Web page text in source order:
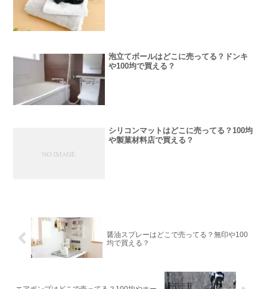
泡立てボールはどこに売ってる？ドンキ
や100均で買える？
シリコンマットはどこに売ってる？100均
や製菓材料店で買える？
醤油スプレーはどこで売ってる？無印や100
均で買える？